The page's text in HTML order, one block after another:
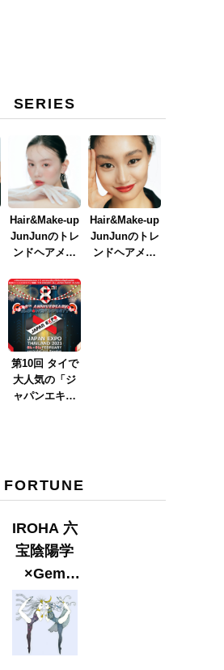
SERIES
Hair&Make-up
JunJunのトレ
ンドヘアメイ
イク
ver.2023』
Hair&Make-up
JunJunのトレ
ンドヘアメイ
第10回 タイで
大人気の「ジ
ャパンエキス
FORTUNE
IROHA 六
宝陰陽学
×Gem
Muse
【GLITTER
2023